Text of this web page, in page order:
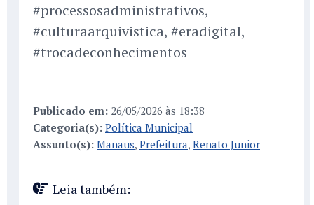
#processosadministrativos,
#culturaarquivistica, #eradigital,
#trocadeconhecimentos
Publicado em: 26/05/2026 às 18:38
Categoria(s): Política Municipal
Assunto(s): Manaus, Prefeitura, Renato Junior
Leia também: